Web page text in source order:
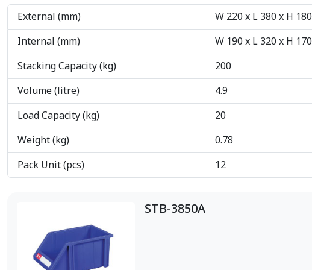
External (mm)
W 220 x L 380 x H 180
Internal (mm)
W 190 x L 320 x H 170
Stacking Capacity (kg)
200
Volume (litre)
4.9
Load Capacity (kg)
20
Weight (kg)
0.78
Pack Unit (pcs)
12
STB-3850A